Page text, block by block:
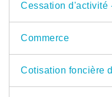
Cessation d'activité
Commerce
Cotisation foncière